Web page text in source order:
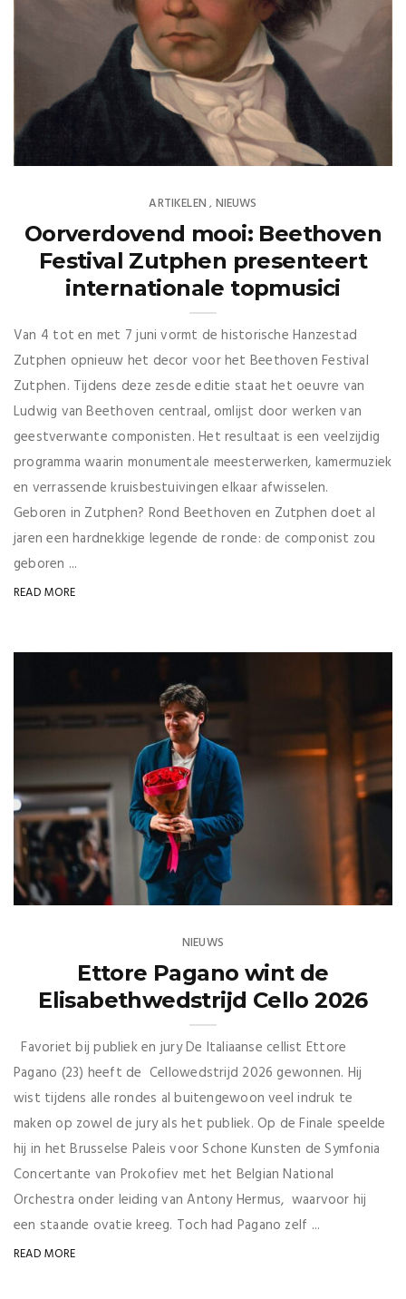
ARTIKELEN , NIEUWS
Oorverdovend mooi: Beethoven
Festival Zutphen presenteert
internationale topmusici
Van 4 tot en met 7 juni vormt de historische Hanzestad
Zutphen opnieuw het decor voor het Beethoven Festival
Zutphen. Tijdens deze zesde editie staat het oeuvre van
Ludwig van Beethoven centraal, omlijst door werken van
geestverwante componisten. Het resultaat is een veelzijdig
programma waarin monumentale meesterwerken, kamermuziek
en verrassende kruisbestuivingen elkaar afwisselen.
Geboren in Zutphen? Rond Beethoven en Zutphen doet al
jaren een hardnekkige legende de ronde: de componist zou
geboren ...
READ MORE
NIEUWS
Ettore Pagano wint de
Elisabethwedstrijd Cello 2026
Favoriet bij publiek en jury De Italiaanse cellist Ettore
Pagano (23) heeft de Cellowedstrijd 2026 gewonnen. Hij
wist tijdens alle rondes al buitengewoon veel indruk te
maken op zowel de jury als het publiek. Op de Finale speelde
hij in het Brusselse Paleis voor Schone Kunsten de Symfonia
Concertante van Prokofiev met het Belgian National
Orchestra onder leiding van Antony Hermus, waarvoor hij
een staande ovatie kreeg. Toch had Pagano zelf ...
READ MORE